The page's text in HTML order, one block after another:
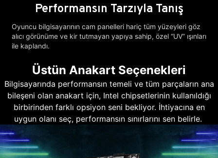
Performansın Tarzıyla Tanış
Oyuncu bilgisayarının cam panelleri hariç tüm yüzeyleri göz
alıcı görünüme ve kir tutmayan yapıya sahip, özel “UV” ışınları
ile kaplandı.
Üstün Anakart Seçenekleri
Bilgisayarında performansın temeli ve tüm parçaların ana
bileşeni olan anakart için, Intel chipsetlerinin kullanıldığı
birbirinden farklı opsiyon seni bekliyor. İhtiyacına en
uygun olanı seç, performansın sınırlarını sen belirle.